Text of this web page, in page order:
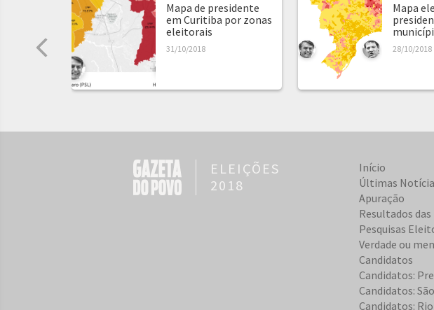
Mapa de presidente
em Curitiba por zonas
eleitorais
31/10/2018
Mapa
28/10/2018
ELEIÇÕES
2018
Início
Últimas
Apuração
Resultados
Pesquisas
Verdade ou
Candidatos
Candidatos:
Candidatos:
Candidatos: